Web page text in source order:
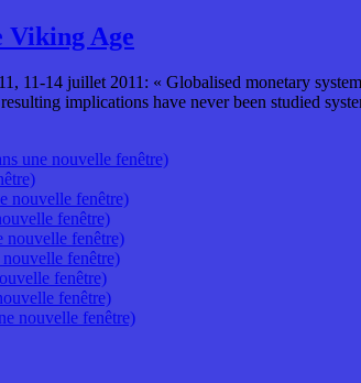
Viking Age
11-14 juillet 2011: « Globalised monetary
implications have never been studied
une nouvelle fenêtre)
nouvelle fenêtre)
fenêtre)
nouvelle fenêtre)
fenêtre)
fenêtre)
fenêtre)
nouvelle fenêtre)